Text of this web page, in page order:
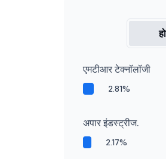
एमटीआर टेक्नॉलॉजी
2.81%
अपार इंडस्ट्रीज.
2.17%